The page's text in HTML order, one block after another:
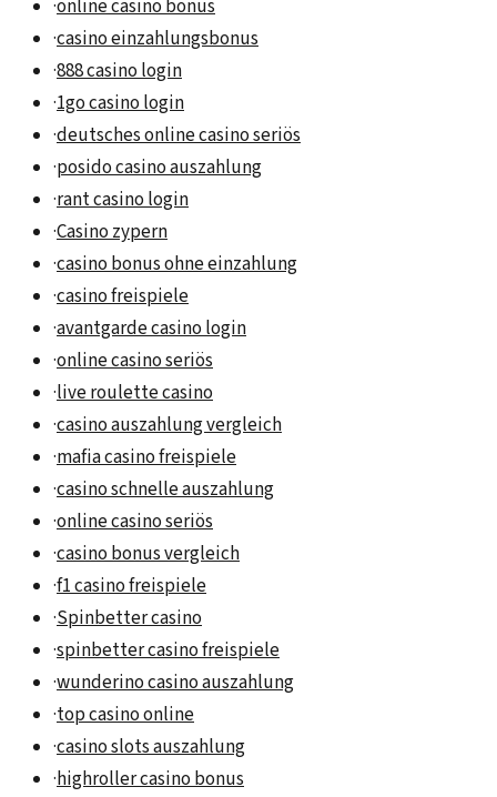
·online casino bonus
·casino einzahlungsbonus
·888 casino login
·1go casino login
·deutsches online casino seriös
·posido casino auszahlung
·rant casino login
·Casino zypern
·casino bonus ohne einzahlung
·casino freispiele
·avantgarde casino login
·online casino seriös
·live roulette casino
·casino auszahlung vergleich
·mafia casino freispiele
·casino schnelle auszahlung
·online casino seriös
·casino bonus vergleich
·f1 casino freispiele
·Spinbetter casino
·spinbetter casino freispiele
·wunderino casino auszahlung
·top casino online
·casino slots auszahlung
·highroller casino bonus